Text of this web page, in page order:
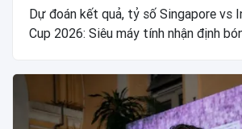
Dự đoán kết quả, tỷ số Singapore vs
Cup 2026: Siêu máy tính nhận định